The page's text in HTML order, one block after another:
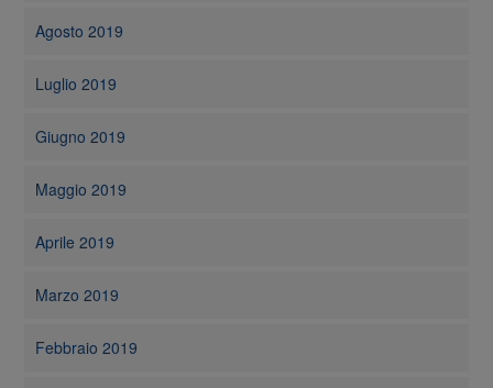
Agosto 2019
Luglio 2019
Giugno 2019
Maggio 2019
Aprile 2019
Marzo 2019
Febbraio 2019